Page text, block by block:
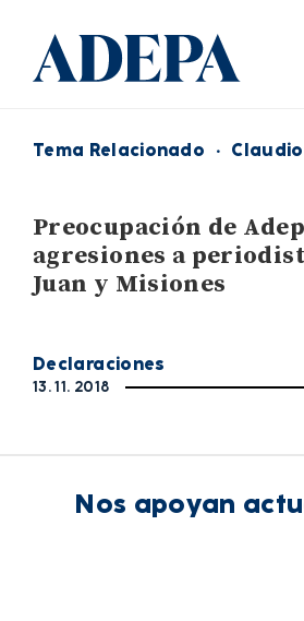
Tema Relacionado ·
Preocupación de
agresiones a
Juan y Misiones
Declaraciones
13. 11. 2018
Nos apoyan